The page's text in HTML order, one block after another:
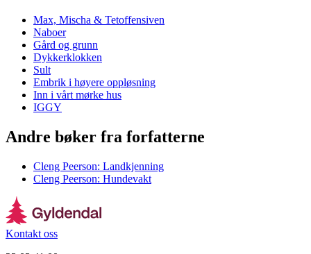
Max, Mischa & Tetoffensiven
Naboer
Gård og grunn
Dykkerklokken
Sult
Embrik i høyere oppløsning
Inn i vårt mørke hus
IGGY
Andre bøker fra forfatterne
Cleng Peerson: Landkjenning
Cleng Peerson: Hundevakt
Kontakt oss